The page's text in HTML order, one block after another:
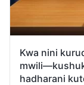
Kwa nini
hadharani